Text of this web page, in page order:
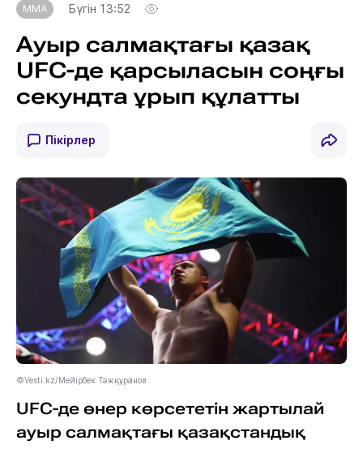
MMA Бүгін 13:52
Ауыр салмақтағы қазақ
UFC-де қарсыласын соңғы
секундта ұрып құлатты
Пікірлер
©Vesti.kz/Мейірбек Тәжқұранов
UFC-де өнер көрсететін жартылай
ауыр салмақтағы қазақстандық